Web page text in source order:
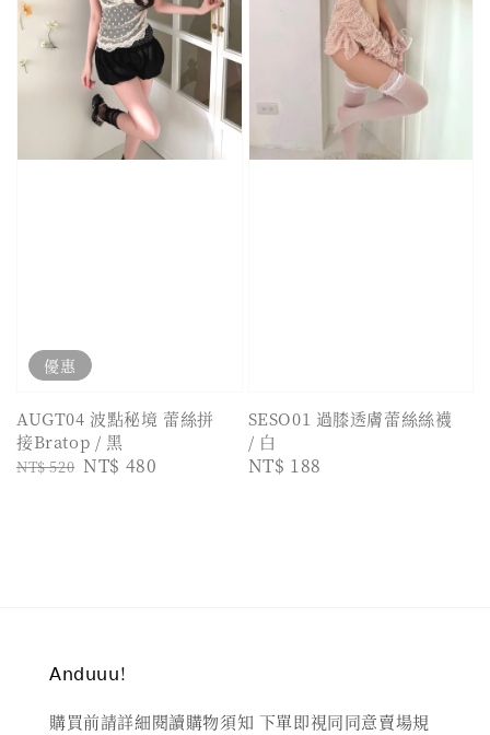
優惠
AUGT04 波點秘境 蕾絲拼
接Bratop / 黑
Regular
NT$ 520 Sale
NT$ 480
SESO01 過膝透膚蕾絲絲襪
/ 白
Regular
NT$ 188
𝖠𝗇𝖽𝗎𝗎𝗎!
購買前請詳細閱讀購物須知 下單即視同同意賣場規